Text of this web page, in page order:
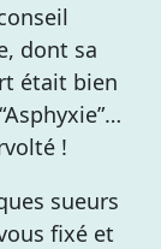
dont sa
était bien
!
sueurs
fixé et